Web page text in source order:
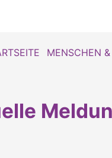
MENSCHEN &